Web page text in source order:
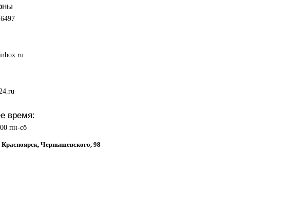
время:
пн-сб
Красноярск, Чернышевского, 98